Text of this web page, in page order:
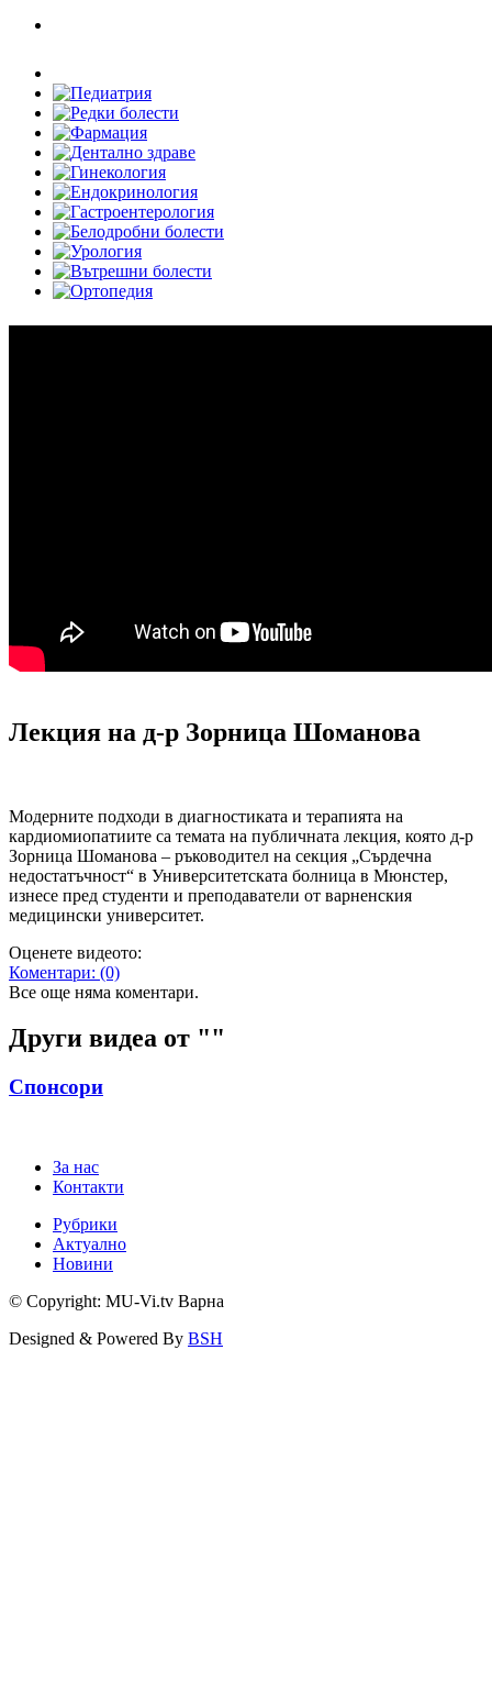
Лекция на д-р Зорница Шоманова
Модерните подходи в диагностиката и терапията на
кардиомиопатиите са темата на публичната лекция, която д-р
Зорница Шоманова – ръководител на секция „Сърдечна
недостатъчност“ в Университетската болница в Мюнстер,
изнесе пред студенти и преподаватели от варненския
медицински университет.
Оценете видеото:
Коментари: (0)
Все още няма коментари.
Други видеа от ""
Спонсори
За нас
Контакти
Рубрики
Актуално
Новини
© Copyright: MU-Vi.tv Варна
Designed & Powered By BSH